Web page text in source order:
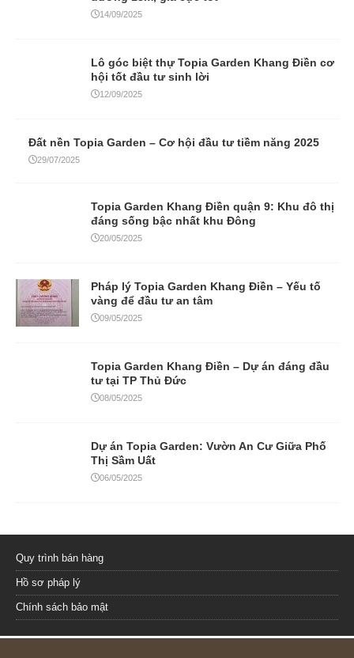
14/09/2025
Lô góc biệt thự Topia Garden Khang Điền cơ
hội tốt đầu tư sinh lời
12/09/2025
Đất nền Topia Garden – Cơ hội đầu tư tiềm năng 2025
29/07/2025
Topia Garden Khang Điền quận 9: Khu đô thị
đáng sống bậc nhất khu Đông
20/05/2025
Pháp lý Topia Garden Khang Điền – Yếu tố
vàng để đầu tư an tâm
09/05/2025
Topia Garden Khang Điền – Dự án đáng đầu
tư tại TP Thủ Đức
08/05/2025
Dự án Topia Garden: Vườn An Cư Giữa Phố
Thị Sầm Uất
06/05/2025
Quy trình bán hàng
Hồ sơ pháp lý
Chính sách bảo mật